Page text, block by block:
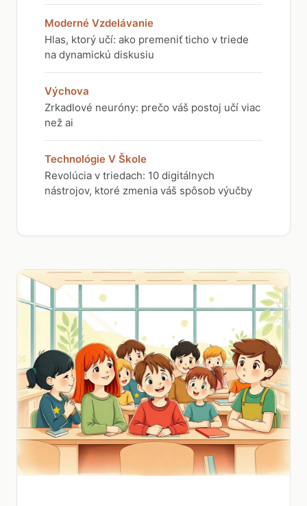
Moderné Vzdelávanie
Hlas, ktorý učí: ako premeniť ticho v triede
na dynamickú diskusiu
Výchova
Zrkadlové neuróny: prečo váš postoj učí viac
než ai
Technológie V Škole
Revolúcia v triedach: 10 digitálnych
nástrojov, ktoré zmenia váš spôsob výučby